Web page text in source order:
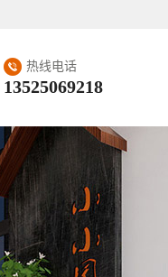
热线电话
13525069218